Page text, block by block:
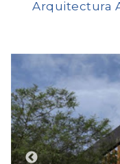
Arquitectura